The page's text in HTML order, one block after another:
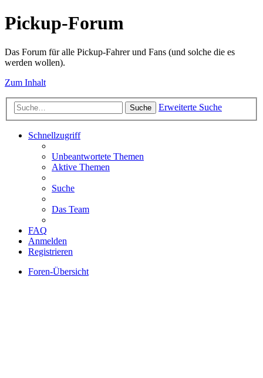
Pickup-Forum
Das Forum für alle Pickup-Fahrer und Fans (und solche die es
werden wollen).
Zum Inhalt
Suche Erweiterte Suche
Schnellzugriff
Unbeantwortete Themen
Aktive Themen
Suche
Das Team
FAQ
Anmelden
Registrieren
Foren-Übersicht